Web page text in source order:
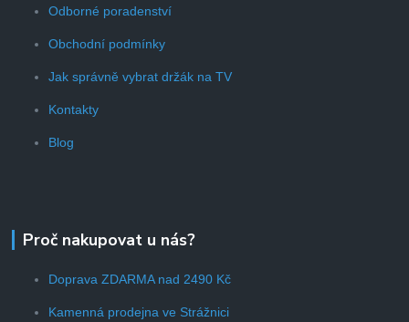
Odborné poradenství
Obchodní podmínky
Jak správně vybrat držák na TV
Kontakty
Blog
Proč nakupovat u nás?
Doprava ZDARMA nad 2490 Kč
Kamenná prodejna ve Strážnici